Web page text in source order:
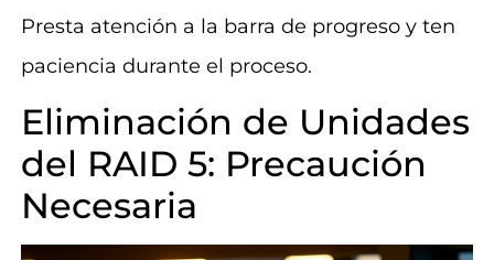
Presta atención a la barra de progreso y ten
paciencia durante el proceso.
Eliminación de Unidades
del RAID 5: Precaución
Necesaria